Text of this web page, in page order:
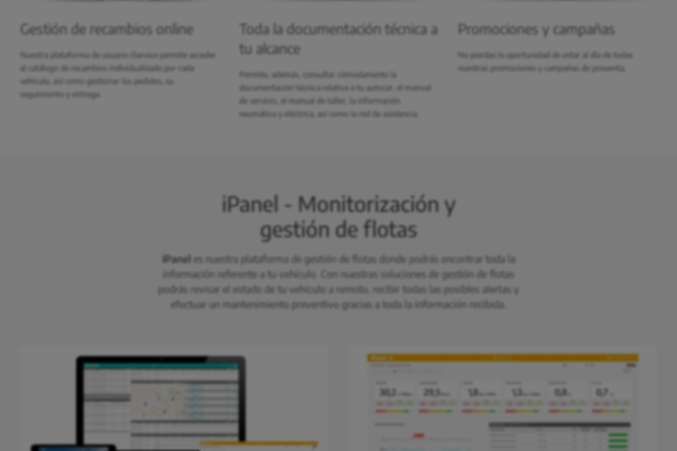
Gestión de recambios online
Nuestra plataforma de usuario iService permite acceder
al catálogo de recambios individualizado por cada
vehículo, así como gestionar los pedidos, su
seguimiento y entrega.
Toda la documentación técnica a
tu alcance
Permite, además, consultar cómodamente la
documentación técnica relativa a tu autocar, el manual
de servicio, el manual de taller, la información
neumática y eléctrica, así como la red de asistencia.
Promociones y campañas
No pierdas la oportunidad de estar al día de todas
nuestras promociones y campañas de posventa.
iPanel - Monitorización y
gestión de flotas
iPanel es nuestra plataforma de gestión de flotas donde podrás encontrar toda la
información referente a tu vehículo. Con nuestras soluciones de gestión de flotas
podrás revisar el estado de tu vehículo a remoto, recibir todas las posibles alertas y
efectuar un mantenimiento preventivo gracias a toda la información recibida.